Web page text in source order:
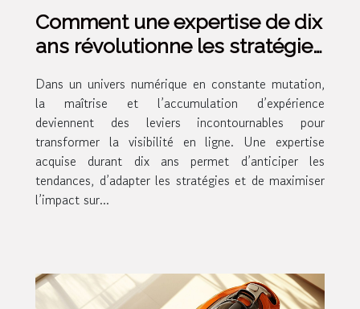
Comment une expertise de dix
ans révolutionne les stratégies
Dans un univers numérique en constante mutation,
la maîtrise et l’accumulation d’expérience
deviennent des leviers incontournables pour
transformer la visibilité en ligne. Une expertise
acquise durant dix ans permet d’anticiper les
tendances, d’adapter les stratégies et de maximiser
l’impact sur...